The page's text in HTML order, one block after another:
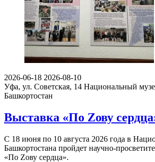
2026-06-18 2026-08-10
Уфа, ул. Советская, 14 Национальный
Башкортостан
Выставка «По Zову
С 18 июня по 10 августа 2026 года в
Башкортостана пройдет научно-
«По Zову сердца».